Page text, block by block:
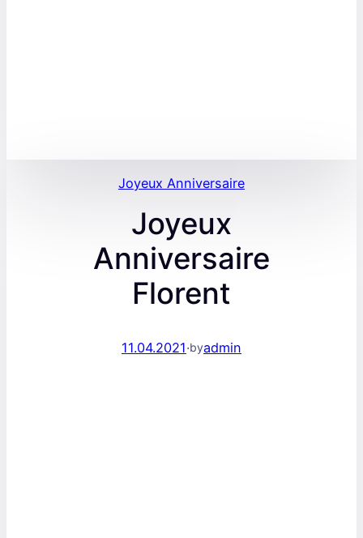
Joyeux Anniversaire
Joyeux
Anniversaire
Florent
11.04.2021·byadmin